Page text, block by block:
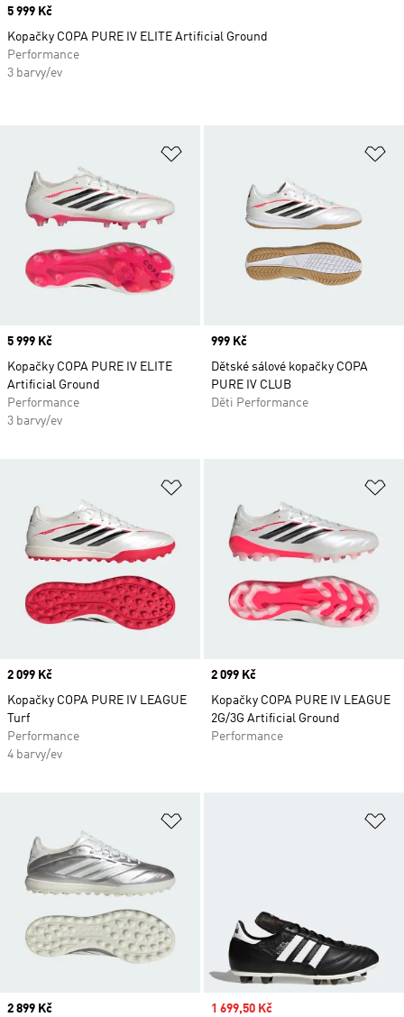
Price
5 999 Kč
Kopačky COPA PURE IV ELITE
Artificial Ground
Performance
3 barvy/ev
Price
999 Kč
Dětské sálové kopačky COPA
PURE IV CLUB
Děti Performance
Price
2 099 Kč
Kopačky COPA PURE IV LEAGUE
Turf
Performance
4 barvy/ev
Price
2 099 Kč
Kopačky COPA PURE IV LEAGUE
2G/3G Artificial Ground
Performance
Price
2 899 Kč
Sale price
1 699,50 Kč
Price
5 999 Kč
Kopačky COPA PURE IV ELITE Artificial Ground
Performance
3 barvy/ev